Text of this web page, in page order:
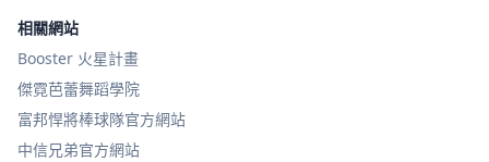
相關網站
Booster 火星計畫
傑霓芭蕾舞蹈學院
富邦悍將棒球隊官方網站
中信兄弟官方網站